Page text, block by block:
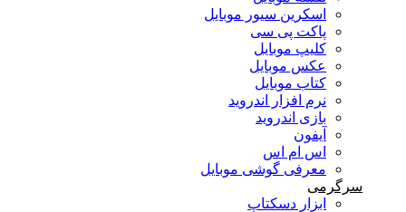
اسکرین سیور موبایل
پاکت پی سی
کلیپ موبایل
عکس موبایل
کتاب موبایل
نرم افزار اندروید
بازی اندروید
آیفون
اس ام اس
معرفی گوشی موبایل
سرگرمی
ابزار دسکتاپ